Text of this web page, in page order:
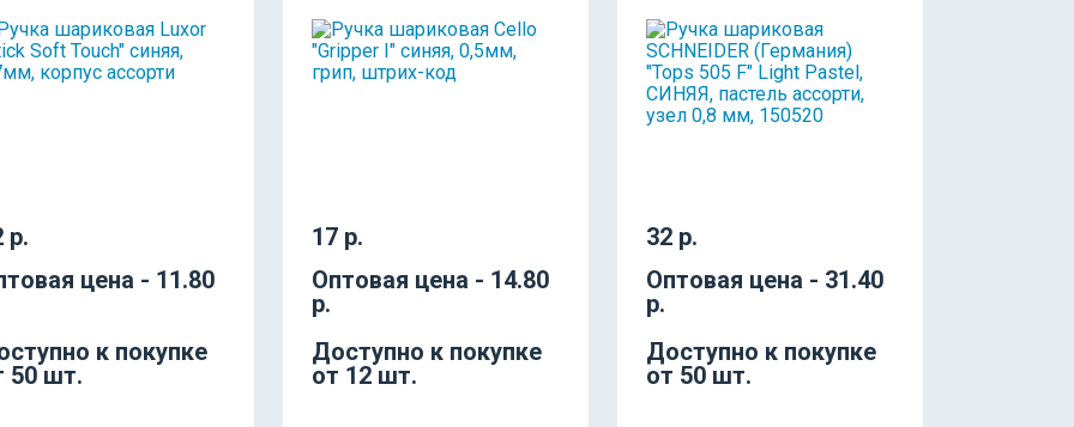
р.
цена - 11.80
к покупке
50 шт.
17 р.
Оптовая цена - 14.80
р.
Доступно к покупке
от 12 шт.
32 р.
Оптовая цена - 31.40
р.
Доступно к покупке
от 50 шт.